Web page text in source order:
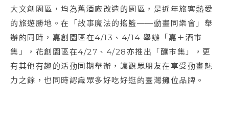
大文創園區，均為舊酒廠改造的園區，是近年旅客熱愛
的旅遊勝地。在「故事魔法的搖籃——動畫同樂會」舉
辦的同時，嘉創園區在4/13、4/14 舉辦「嘉＋酒市
集」，花創園區在4/27、4/28亦推出「釀市集」，更
有其他有趣的活動同期舉辦，讓觀眾朋友在享受動畫魅
力之餘，也同時認識眾多好吃好逛的臺灣攤位品牌。